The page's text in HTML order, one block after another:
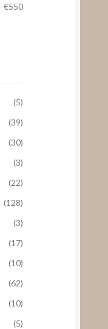
Min.
Max.
€550
(5)
(39)
(30)
(3)
(22)
(128)
(3)
(17)
(10)
(62)
(10)
(5)